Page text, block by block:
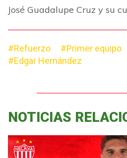
José Guadalupe Cruz y su
#Refuerzo #Primer equipo
#Edgar Hernández
NOTICIAS